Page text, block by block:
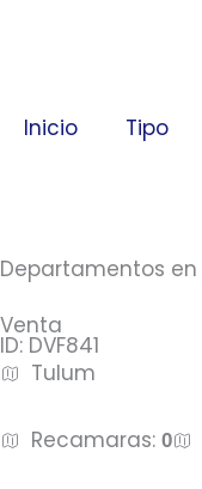
Inicio
Tipo
Departamentos
Venta
ID: DVF841
Tulum
Recamaras:0